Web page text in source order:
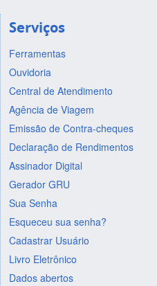
Serviços
Ferramentas
Ouvidoria
Central de Atendimento
Agência de Viagem
Emissão de Contra-cheques
Declaração de Rendimentos
Assinador Digital
Gerador GRU
Sua Senha
Esqueceu sua senha?
Cadastrar Usuário
Livro Eletrônico
Dados abertos